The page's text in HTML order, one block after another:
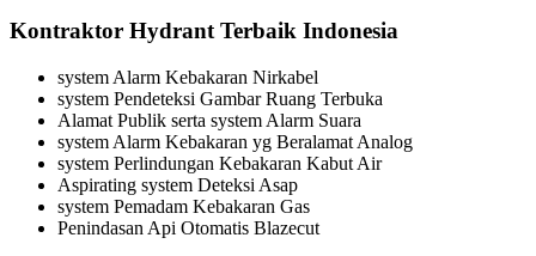
Kontraktor Hydrant Terbaik Indonesia
system Alarm Kebakaran Nirkabel
system Pendeteksi Gambar Ruang Terbuka
Alamat Publik serta system Alarm Suara
system Alarm Kebakaran yg Beralamat Analog
system Perlindungan Kebakaran Kabut Air
Aspirating system Deteksi Asap
system Pemadam Kebakaran Gas
Penindasan Api Otomatis Blazecut